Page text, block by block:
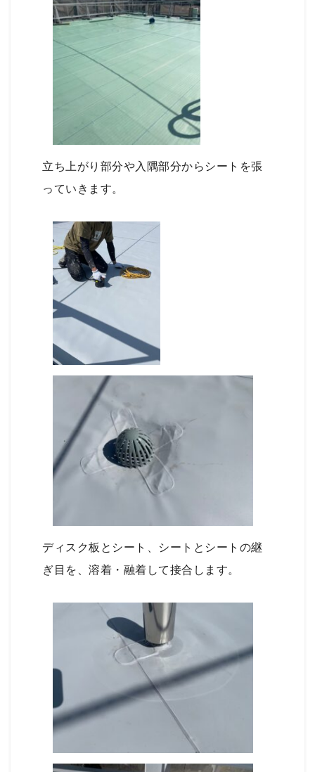
立ち上がり部分や入隅部分からシートを張
っていきます。
ディスク板とシート、シートとシートの継
ぎ目を、溶着・融着して接合します。